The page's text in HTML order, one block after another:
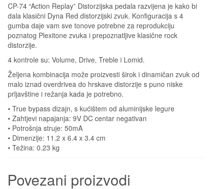
CP-74 “Action Replay” Distorzijska pedala razvijena je kako bi
dala klasični Dyna Red distorzijski zvuk. Konfiguracija s 4
gumba daje vam sve tonove potrebne za reprodukciju
poznatog Plexitone zvuka i prepoznatljive klasične rock
distorzije.
4 kontrole su: Volume, Drive, Treble i Lomid.
Željena kombinacija može proizvesti širok i dinamičan zvuk od
malo iznad overdrivea do hrskave distorzije s puno niske
prljavštine i režanja kada je potrebno.
• True bypass dizajn, s kućištem od aluminijske legure
• Zahtjevi napajanja: 9V DC centar negativan
• Potrošnja struje: 50mA
• Dimenzije: 11.2 x 6.4 x 3.4 cm
• Težina: 0.23 kg
Povezani proizvodi